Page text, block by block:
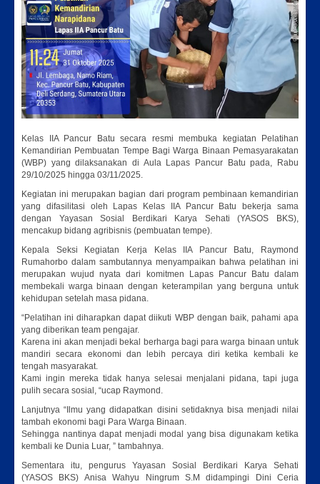
Kelas IIA Pancur Batu secara resmi membuka kegiatan Pelatihan
Kemandirian Pembuatan Tempe Bagi Warga Binaan Pemasyarakatan
(WBP) yang dilaksanakan di Aula Lapas Pancur Batu pada, Rabu
29/10/2025 hingga 03/11/2025.
Kegiatan ini merupakan bagian dari program pembinaan kemandirian
yang difasilitasi oleh Lapas Kelas IIA Pancur Batu bekerja sama
dengan Yayasan Sosial Berdikari Karya Sehati (YASOS BKS),
mencakup bidang agribisnis (pembuatan tempe).
Kepala Seksi Kegiatan Kerja Kelas IIA Pancur Batu, Raymond
Rumahorbo dalam sambutannya menyampaikan bahwa pelatihan ini
merupakan wujud nyata dari komitmen Lapas Pancur Batu dalam
membekali warga binaan dengan keterampilan yang berguna untuk
kehidupan setelah masa pidana.
“Pelatihan ini diharapkan dapat diikuti WBP dengan baik, pahami apa
yang diberikan team pengajar.
Karena ini akan menjadi bekal berharga bagi para warga binaan untuk
mandiri secara ekonomi dan lebih percaya diri ketika kembali ke
tengah masyarakat.
Kami ingin mereka tidak hanya selesai menjalani pidana, tapi juga
pulih secara sosial, “ucap Raymond.
Lanjutnya “Ilmu yang didapatkan disini setidaknya bisa menjadi nilai
tambah ekonomi bagi Para Warga Binaan.
Sehingga nantinya dapat menjadi modal yang bisa digunakam ketika
kembali ke Dunia Luar, ” tambahnya.
Sementara itu, pengurus Yayasan Sosial Berdikari Karya Sehati
(YASOS BKS) Anisa Wahyu Ningrum S.M didampingi Dini Ceria